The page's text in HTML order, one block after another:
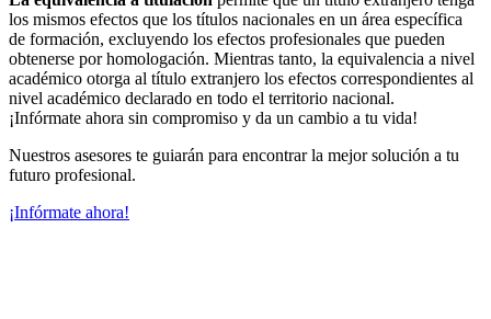
los mismos efectos que los títulos nacionales en un área específica
de formación, excluyendo los efectos profesionales que pueden
obtenerse por homologación. Mientras tanto, la equivalencia a nivel
académico otorga al título extranjero los efectos correspondientes al
nivel académico declarado en todo el territorio nacional.
¡Infórmate ahora sin compromiso y da un cambio a tu vida!
Nuestros asesores te guiarán para encontrar la mejor solución a tu
futuro profesional.
¡Infórmate ahora!